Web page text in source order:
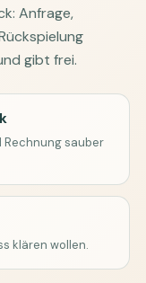
Anfrage,
gibt frei.
Rechnung sauber
klären wollen.